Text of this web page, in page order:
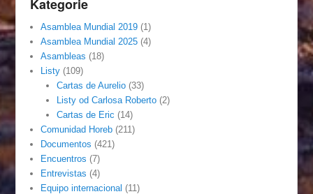
Kategorie
Asamblea Mundial 2019 (1)
Asamblea Mundial 2025 (4)
Asambleas (18)
Listy (109)
Cartas de Aurelio(33)
Listy od Carlosa Roberto(2)
Cartas de Eric (14)
Comunidad Horeb (211)
Documentos (421)
Encuentros (7)
Entrevistas (4)
Equipo internacional (11)